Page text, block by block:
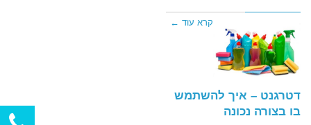
17,
2017
כהן
קרא עוד ←
דטרגנט – איך להשתמש
בו בצורה נכונה